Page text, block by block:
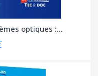
optiques :...